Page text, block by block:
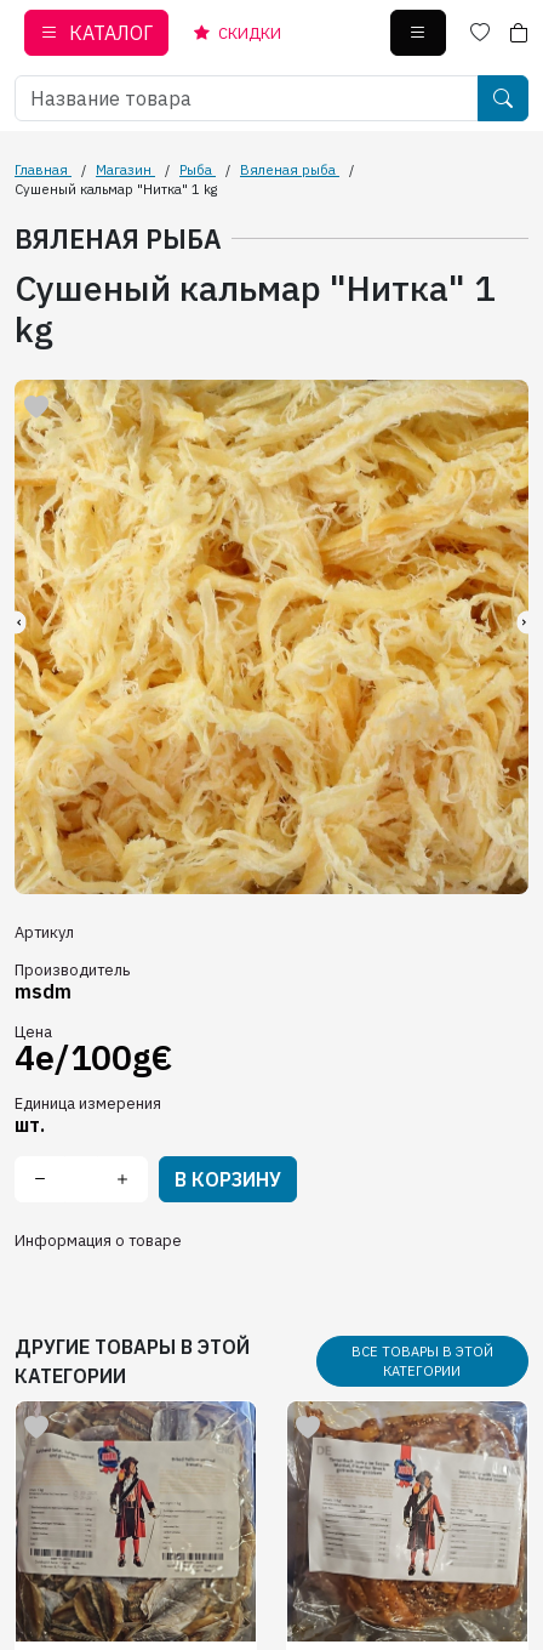
КАТАЛОГ СКИДКИ
Главная / Магазин / Рыба / Вяленая рыба
/
Сушеный кальмар "Нитка" 1 kg
ВЯЛЕНАЯ РЫБА
Сушеный кальмар "Нитка" 1
kg
Артикул
Производитель
msdm
Цена
4e/100g€
Единица измерения
шт.
В КОРЗИНУ
Информация о товаре
ДРУГИЕ ТОВАРЫ В ЭТОЙ
КАТЕГОРИИ
ВСЕ ТОВАРЫ В ЭТОЙ
КАТЕГОРИИ